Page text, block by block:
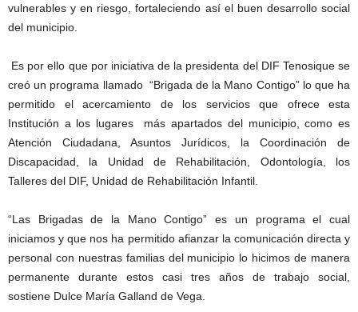
vulnerables y en riesgo, fortaleciendo así el buen desarrollo social
del municipio.
Es por ello que por iniciativa de la presidenta del DIF Tenosique se
creó un programa llamado “Brigada de la Mano Contigo” lo que ha
permitido el acercamiento de los servicios que ofrece esta
Institución a los lugares más apartados del municipio, como es
Atención Ciudadana, Asuntos Jurídicos, la Coordinación de
Discapacidad, la Unidad de Rehabilitación, Odontología, los
Talleres del DIF, Unidad de Rehabilitación Infantil.
“Las Brigadas de la Mano Contigo” es un programa el cual
iniciamos y que nos ha permitido afianzar la comunicación directa y
personal con nuestras familias del municipio lo hicimos de manera
permanente durante estos casi tres años de trabajo social,
sostiene Dulce María Galland de Vega.